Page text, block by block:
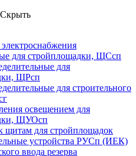
Скрыть
для стройплощадки, ЩСсп
для
ЩРсп
для строительного
освещением для
ЩУОсп
щитам для стройплощадок
устройства РУСп (ИЕК)
ввода резерва